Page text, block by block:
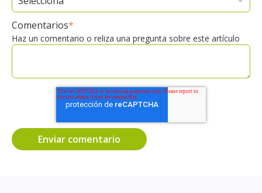
Comentarios*
Haz un comentario o reliza una pregunta sobre este artículo